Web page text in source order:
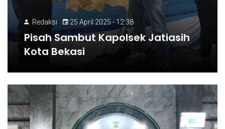
Redaksi 25 April 2025 - 12:38
Pisah Sambut Kapolsek Jatiasih
Kota Bekasi